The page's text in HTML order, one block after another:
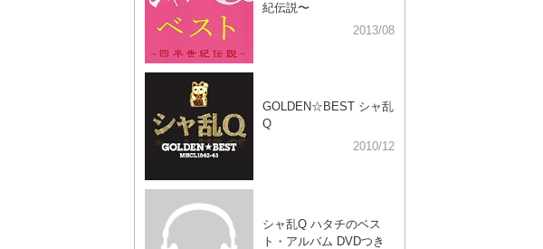
紀伝説〜
2013/08
GOLDEN☆BEST シャ乱
Q
2010/12
シャ乱Q ハタチのベス
ト・アルバム DVDつき